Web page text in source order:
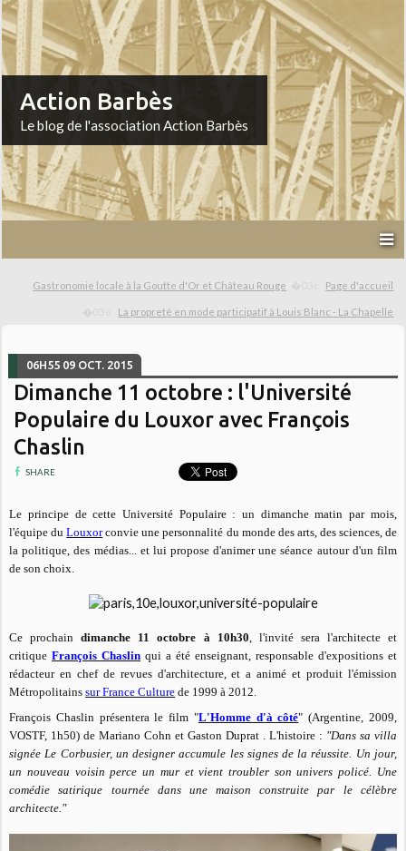
Action Barbès
Le blog de l'association Action Barbès
Gastronomie locale à la Goutte d'Or et Château Rouge Page d'accueil
La propreté en mode participatif à Louis Blanc - La Chapelle
06H55 09 OCT. 2015
Dimanche 11 octobre : l'Université
Populaire du Louxor avec François
Chaslin
SHARE
Le principe de cette Université Populaire : un dimanche matin par mois,
l'équipe duLouxorconvie une personnalité du monde des arts, des sciences, de
la politique, des médias... et lui propose d'animer une séance autour d'un film
de son choix.
Ce prochaindimanche 11 octobre à 10h30, l'invité sera l'architecte et
critique François Chaslin qui a été enseignant, responsable d'expositions et
rédacteur en chef de revues d'architecture, et a animé et produit l'émission
Métropolitainssur France Culture de 1999 à 2012.
François Chaslin présentera le film "L'Homme d'à côté"(Argentine, 2009,
VOSTF, 1h50)de Mariano Cohn et Gaston Duprat . L'histoire : "Dans sa villa
signée Le Corbusier, un designer accumule les signes de la réussite. Un jour,
un nouveau voisin perce un mur et vient troubler son univers policé. Une
comédie satirique tournée dans une maison construite par le célèbre
architecte."